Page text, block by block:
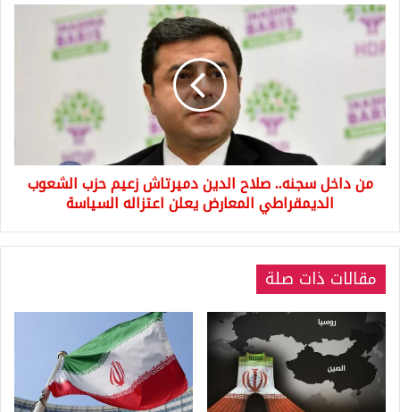
من
داخل
سجنه..
الدين
دميرتاش
زعيم
حزب
الشعوب
الديمقراطي
المعارض
اعتزاله
من داخل سجنه.. صلاح الدين دميرتاش زعيم حزب الشعوب
الديمقراطي المعارض يعلن اعتزاله السياسة
مقالات ذات صلة